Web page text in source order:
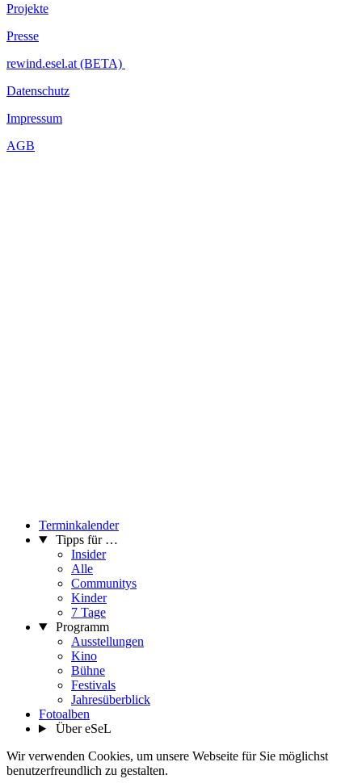
Projekte
Presse
rewind.esel.at (BETA)
Datenschutz
Impressum
AGB
Terminkalender
Tipps für …
Insider
Alle
Communitys
Kinder
7 Tage
Programm
Ausstellungen
Kino
Bühne
Festivals
Jahresüberblick
Fotoalben
Über eSeL
Wir verwenden Cookies, um unsere Webseite für Sie möglichst
benutzerfreundlich zu gestalten.